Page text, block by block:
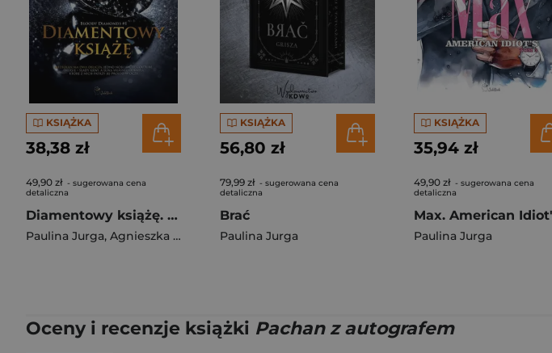
KSIĄŻKA
38,38 zł
49,90 zł - sugerowana cena
detaliczna
Diamentowy książę. Bloody diamonds. Tom 1
Paulina Jurga, Agnieszka Lingas-Łoniewska
KSIĄŻKA
56,80 zł
79,99 zł - sugerowana cena
detaliczna
Brać
Paulina Jurga
KSIĄŻKA
35,94 zł
49,90 zł - sugerowana cena
detaliczna
Paulina Jurga
Oceny i recenzje książki Pachan z autografem